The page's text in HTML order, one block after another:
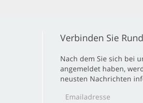
Verbinden Sie
Nach dem Sie sich bei
angemeldet haben,
neusten Nachrichten